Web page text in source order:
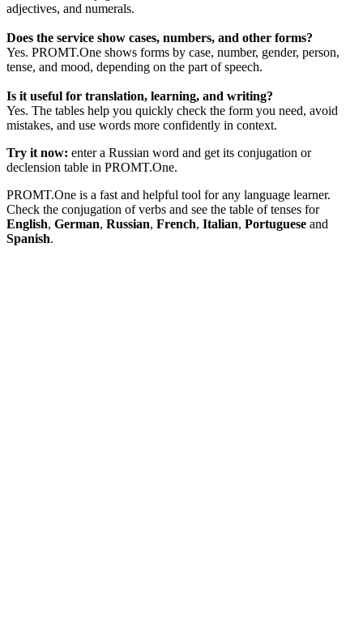
adjectives, and numerals.
Does the service show cases, numbers, and other forms?
Yes. PROMT.One shows forms by case, number, gender, person,
tense, and mood, depending on the part of speech.
Is it useful for translation, learning, and writing?
Yes. The tables help you quickly check the form you need, avoid
mistakes, and use words more confidently in context.
Try it now: enter a Russian word and get its conjugation or
declension table in PROMT.One.
PROMT.One is a fast and helpful tool for any language learner.
Check the conjugation of verbs and see the table of tenses for
English, German, Russian, French, Italian, Portuguese and
Spanish.